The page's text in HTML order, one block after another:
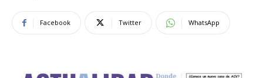
Facebook Twitter WhatsApp